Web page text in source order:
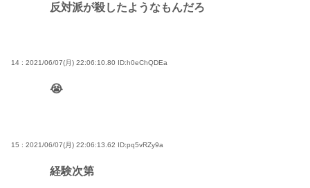
反対派が殺したようなもんだろ
14 : 2021/06/07(月) 22:06:10.80 ID:h0eChQDEa
😭
15 : 2021/06/07(月) 22:06:13.62 ID:pq5vRZy9a
経験次第